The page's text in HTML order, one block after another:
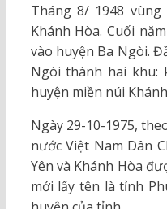
Tháng 8/ 1948
Khánh Hòa. Cuối
vào huyện Ba Ngòi.
Ngòi thành hai khu:
huyện miền núi
Ngày 29-10-1975,
nước Việt Nam Dân
Yên và Khánh Hòa
mới lấy tên là tỉnh